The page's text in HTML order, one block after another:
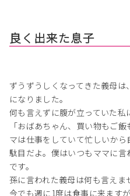
良く出来た息子
ずうずうしくなってきた義母は
になりました。
何も言えずに腹が立っていた私
「おばあちゃん、買い物もご
マは仕事をしていて忙しいか
駄目だよ。僕はいつもママに
です。
孫に言われた義母は何も言えま
今でも週に1度は食事に来ます